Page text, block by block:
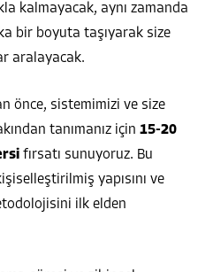
kalmayacak, aynı zamanda
bir boyuta taşıyarak size
aralayacak.
önce, sistemimizi ve size
tanımanız için 15-20
fırsatı sunuyoruz. Bu
yapısını ve
ilk elden